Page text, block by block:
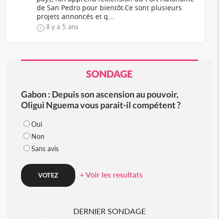
de San Pedro pour bientôt.Ce sont plusieurs
projets annoncés et q...
il y a 5 ans
SONDAGE
Gabon : Depuis son ascension au pouvoir,
Oligui Nguema vous parait-il compétent ?
Oui
Non
Sans avis
+ Voir les resultats
DERNIER SONDAGE